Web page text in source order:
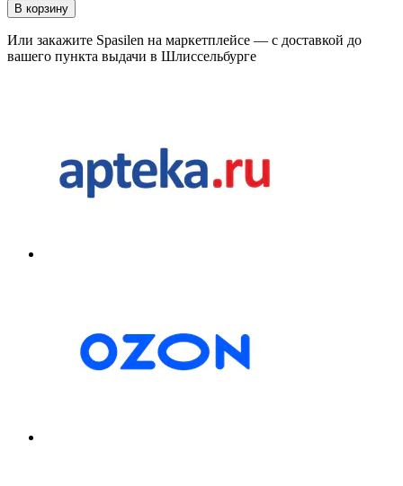
В корзину
Или закажите Spasilen на маркетплейсе — с доставкой до
вашего пункта выдачи в Шлиссельбурге